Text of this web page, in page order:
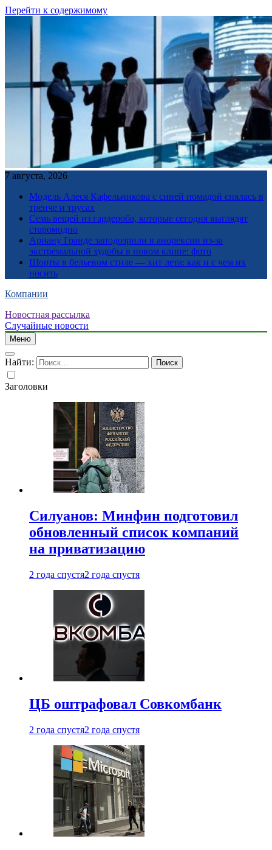
Перейти к содержимому
7 августа, 2026
Модель Алеся Кафельникова с синей помадой снялась в
тренче и трусах
Семь вещей из гардероба, которые сегодня выглядят
старомодно
Ариану Гранде заподозрили в анорексии из-за
экстремальной худобы в новом клипе: фото
Шорты в бельевом стиле — хит лета: как и с чем их
носить
Компании
Новостная рассылка
Случайные новости
Меню
Найти:
Заголовки
Силуанов: Минфин подготовил
обновленный список компаний
на приватизацию
2 года спустя2 года спустя
ЦБ оштрафовал Совкомбанк
2 года спустя2 года спустя